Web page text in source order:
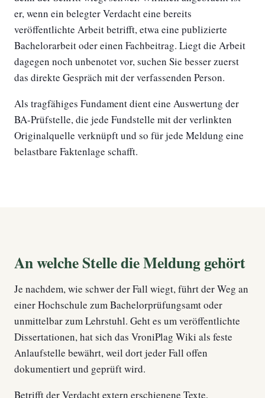
er, wenn ein belegter Verdacht eine bereits
veröffentlichte Arbeit betrifft, etwa eine publizierte
Bachelorarbeit oder einen Fachbeitrag. Liegt die Arbeit
dagegen noch unbenotet vor, suchen Sie besser zuerst
das direkte Gespräch mit der verfassenden Person.
Als tragfähiges Fundament dient eine Auswertung der
BA-Prüfstelle, die jede Fundstelle mit der verlinkten
Originalquelle verknüpft und so für jede Meldung eine
belastbare Faktenlage schafft.
An welche Stelle die Meldung gehört
Je nachdem, wie schwer der Fall wiegt, führt der Weg an
einer Hochschule zum Bachelorprüfungsamt oder
unmittelbar zum Lehrstuhl. Geht es um veröffentlichte
Dissertationen, hat sich das VroniPlag Wiki als feste
Anlaufstelle bewährt, weil dort jeder Fall offen
dokumentiert und geprüft wird.
Betrifft der Verdacht extern erschienene Texte,